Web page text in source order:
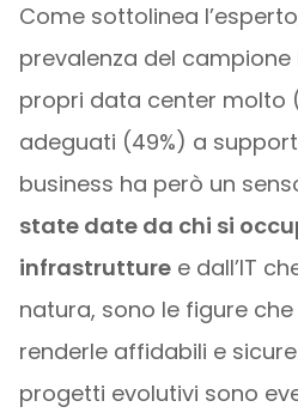
Come sottolinea
prevalenza del
propri data center molto
adeguati (49%) a
business ha però un
state date da chi si
infrastrutturee dall’IT
natura, sono le figure
renderle affidabili e
progetti evolutivi sono